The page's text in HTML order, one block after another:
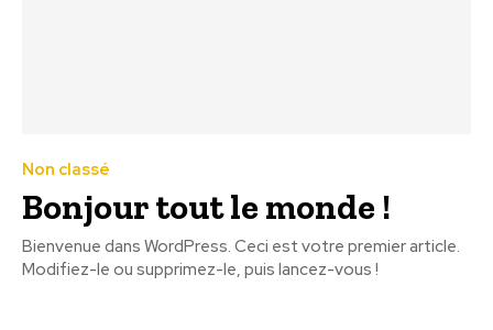
Non classé
Bonjour tout le monde !
Bienvenue dans WordPress. Ceci est votre premier article.
Modifiez-le ou supprimez-le, puis lancez-vous !